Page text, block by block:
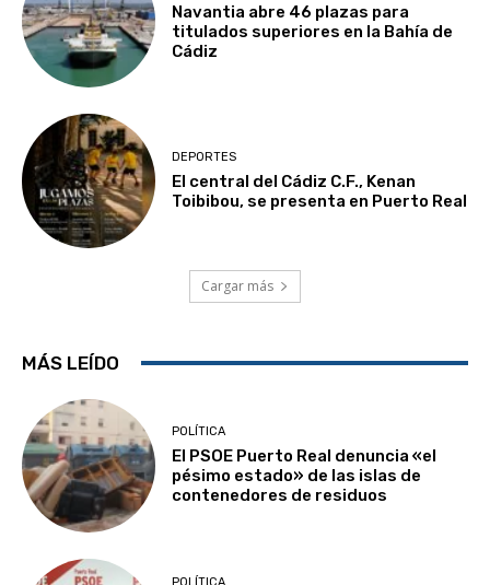
Navantia abre 46 plazas para
titulados superiores en la Bahía de
Cádiz
DEPORTES
El central del Cádiz C.F., Kenan
Toibibou, se presenta en Puerto Real
Cargar más
MÁS LEÍDO
POLÍTICA
El PSOE Puerto Real denuncia «el
pésimo estado» de las islas de
contenedores de residuos
POLÍTICA